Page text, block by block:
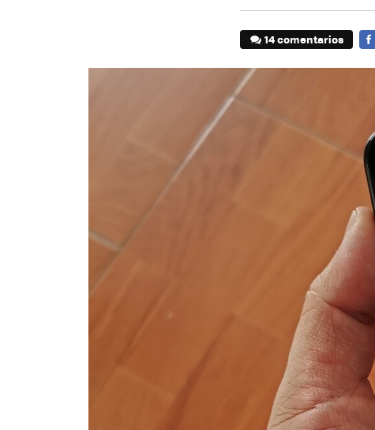
14 comentarios